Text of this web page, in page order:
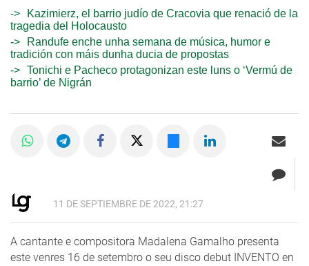
Kazimierz, el barrio judío de Cracovia que renació de la
tragedia del Holocausto
Randufe enche unha semana de música, humor e
tradición con máis dunha ducia de propostas
Tonichi e Pacheco protagonizan este luns o ‘Vermú de
barrio’ de Nigrán
11 DE SEPTIEMBRE DE 2022, 21:27
A cantante e compositora Madalena Gamalho presenta
este venres 16 de setembro o seu disco debut INVENTO en